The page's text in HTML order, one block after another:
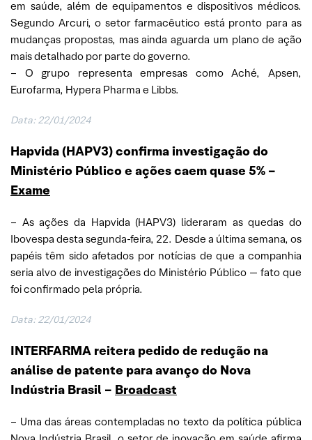
em saúde, além de equipamentos e dispositivos médicos.
Segundo Arcuri, o setor farmacêutico está pronto para as
mudanças propostas, mas ainda aguarda um plano de ação
mais detalhado por parte do governo.
– O grupo representa empresas como Aché, Apsen,
Eurofarma, Hypera Pharma e Libbs.
Data: 22/01/2024
Hapvida (HAPV3) confirma investigação do
Ministério Público e ações caem quase 5% –
Exame
– As ações da Hapvida (HAPV3) lideraram as quedas do
Ibovespa desta segunda-feira, 22. Desde a última semana, os
papéis têm sido afetados por notícias de que a companhia
seria alvo de investigações do Ministério Público — fato que
foi confirmado pela própria.
Data: 22/01/2024
INTERFARMA reitera pedido de redução na
análise de patente para avanço do Nova
Indústria Brasil – Broadcast
– Uma das áreas contempladas no texto da política pública